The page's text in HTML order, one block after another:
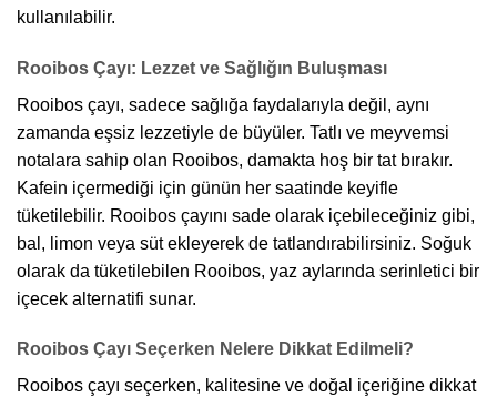
kullanılabilir.
Rooibos Çayı: Lezzet ve Sağlığın Buluşması
Rooibos çayı, sadece sağlığa faydalarıyla değil, aynı
zamanda eşsiz lezzetiyle de büyüler. Tatlı ve meyvemsi
notalara sahip olan Rooibos, damakta hoş bir tat bırakır.
Kafein içermediği için günün her saatinde keyifle
tüketilebilir. Rooibos çayını sade olarak içebileceğiniz gibi,
bal, limon veya süt ekleyerek de tatlandırabilirsiniz. Soğuk
olarak da tüketilebilen Rooibos, yaz aylarında serinletici bir
içecek alternatifi sunar.
Rooibos Çayı Seçerken Nelere Dikkat Edilmeli?
Rooibos çayı seçerken, kalitesine ve doğal içeriğine dikkat